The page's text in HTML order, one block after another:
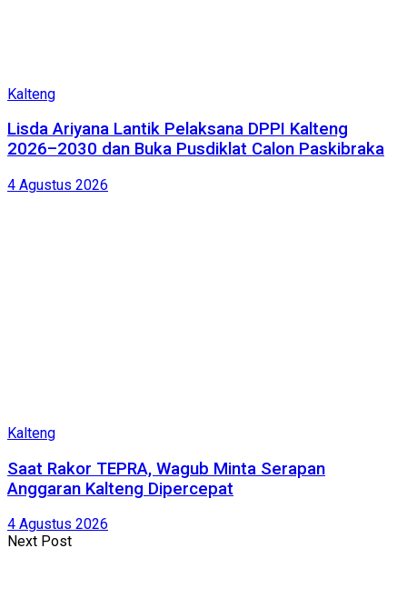
Kalteng
Lisda Ariyana Lantik Pelaksana DPPI Kalteng
2026–2030 dan Buka Pusdiklat Calon Paskibraka
4 Agustus 2026
Kalteng
Saat Rakor TEPRA, Wagub Minta Serapan
Anggaran Kalteng Dipercepat
4 Agustus 2026
Next Post